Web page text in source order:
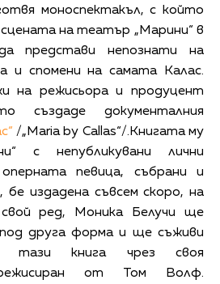
моноспектакъл, с който
на театър „Марини“ в
представи непознати на
и спомени на самата Калас.
на режисьора и продуцент
създаде документалния
/„Maria by Callas“/.Книгата му
с непубликувани лични
певица, събрани и
бе издадена съвсем скоро, на
ред, Моника Белучи ще
друга форма и ще съживи
тази книга чрез своя
режисиран от Том Волф.